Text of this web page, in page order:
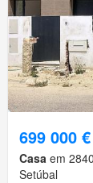
699 000 €
Casa em
Setúbal